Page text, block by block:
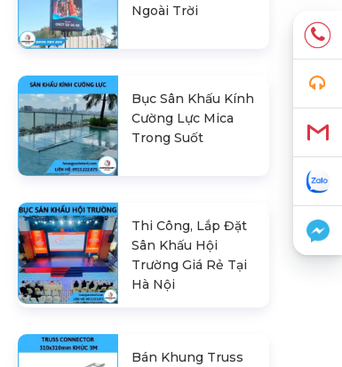
Ngoài Trời
Bục Sân Khấu Kính
Cường Lực Mica
Trong Suốt
Thi Công, Lắp Đặt
Sân Khấu Hội
Trường Giá Rẻ Tại
Hà Nội
Bán Khung Truss